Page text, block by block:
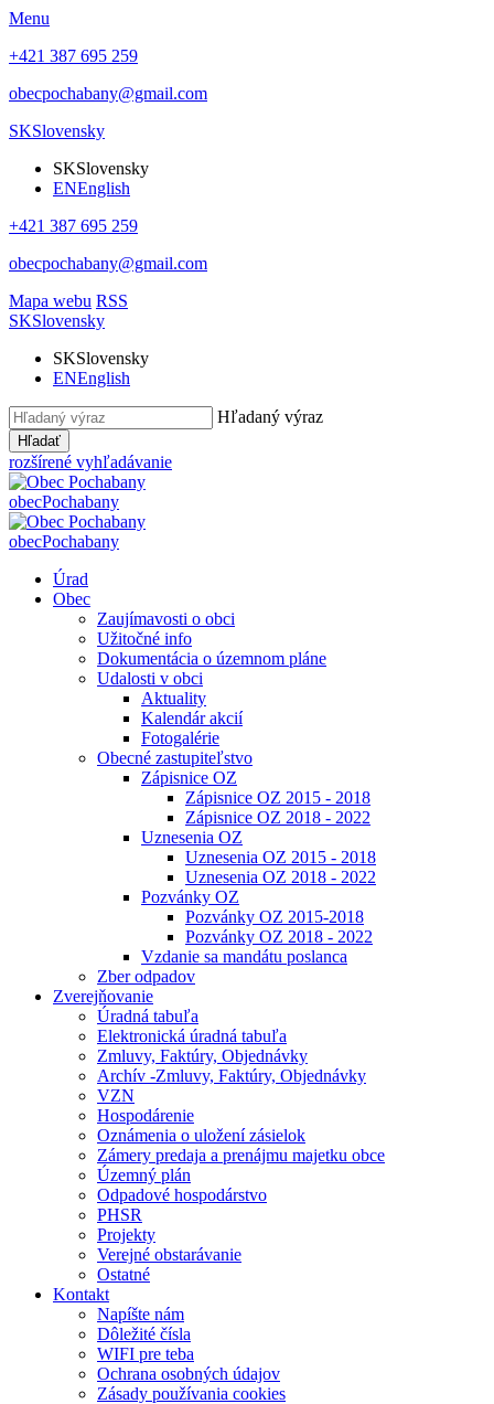
Menu
+421 387 695 259
obecpochabany@gmail.com
SKSlovensky
SKSlovensky
ENEnglish
+421 387 695 259
obecpochabany@gmail.com
Mapa webu RSS
SKSlovensky
SKSlovensky
ENEnglish
Hľadaný výraz
Hľadať
rozšírené vyhľadávanie
obecPochabany
obecPochabany
Úrad
Obec
Zaujímavosti o obci
Užitočné info
Dokumentácia o územnom pláne
Udalosti v obci
Aktuality
Kalendár akcií
Fotogalérie
Obecné zastupiteľstvo
Zápisnice OZ
Zápisnice OZ 2015 - 2018
Zápisnice OZ 2018 - 2022
Uznesenia OZ
Uznesenia OZ 2015 - 2018
Uznesenia OZ 2018 - 2022
Pozvánky OZ
Pozvánky OZ 2015-2018
Pozvánky OZ 2018 - 2022
Vzdanie sa mandátu poslanca
Zber odpadov
Zverejňovanie
Úradná tabuľa
Elektronická úradná tabuľa
Zmluvy, Faktúry, Objednávky
Archív -Zmluvy, Faktúry, Objednávky
VZN
Hospodárenie
Oznámenia o uložení zásielok
Zámery predaja a prenájmu majetku obce
Územný plán
Odpadové hospodárstvo
PHSR
Projekty
Verejné obstarávanie
Ostatné
Kontakt
Napíšte nám
Dôležité čísla
WIFI pre teba
Ochrana osobných údajov
Zásady používania cookies